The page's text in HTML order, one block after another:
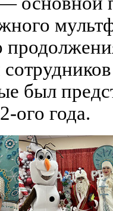
был
ого года.